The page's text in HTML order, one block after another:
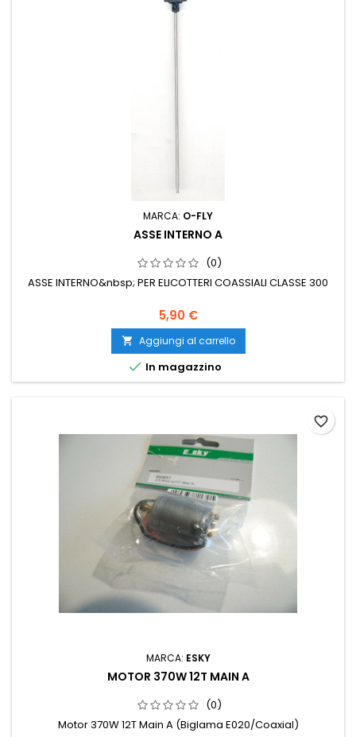
MARCA: O-FLY
ASSE INTERNO A
(0)
ASSE INTERNO&nbsp; PER ELICOTTERI COASSIALI CLASSE 300
5,90 €
 Aggiungi al carrello
 In magazzino
MARCA: ESKY
MOTOR 370W 12T MAIN A
(0)
Motor 370W 12T Main A (Biglama E020/Coaxial)
favorite_border